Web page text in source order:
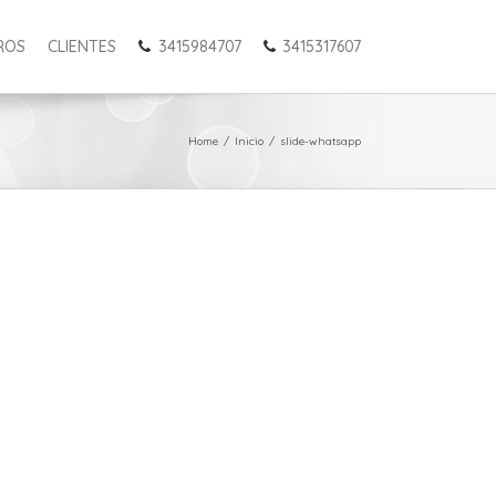
CLIENTES 3415984707 3415317607
Home / Inicio / slide-whatsapp